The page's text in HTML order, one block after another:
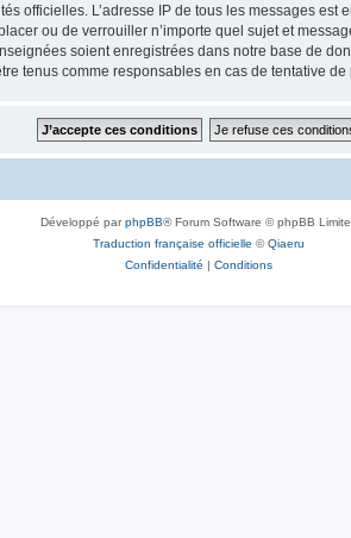
officielles. L’adresse IP de tous les messages
ou de verrouiller n’importe quel sujet et
soient enregistrées dans notre base de
tenus comme responsables en cas de tentative
Développé parphpBB® Forum Software © phpBB
Traduction française officielle ©Qiaeru
Confidentialité | Conditions